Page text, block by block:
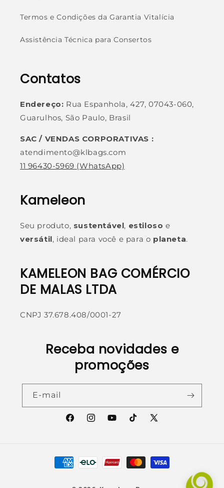
Termos e Condições da Garantia Vitalícia
Assistência Técnica para Consertos
Contatos
Endereço: Rua Espanhola, 427, 07043-060,
Guarulhos, São Paulo, Brasil
SAC / VENDAS CORPORATIVAS :
atendimento@klbags.com
11 96430-5969 (WhatsApp)
Kameleon
Seu produto, sustentável, estiloso e
versátil, ideal para você e para o planeta.
KAMELEON BAG COMÉRCIO
DE MALAS LTDA
CNPJ 37.678.408/0001-27
Receba novidades e
promoções
E-mail
FacebookInstagramYouTubeTikTokX
Formas
de
pagamento